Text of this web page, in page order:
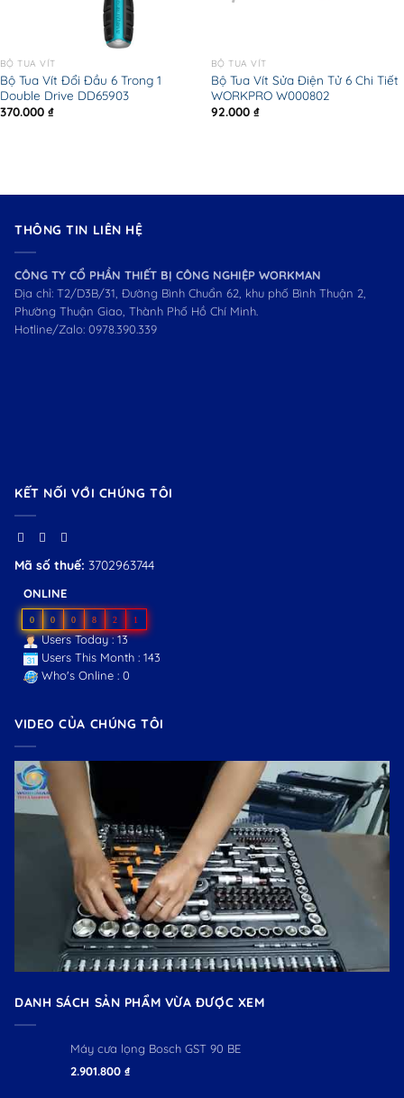
BỘ TUA VÍT
Bộ Tua Vít Đổi Đầu 6 Trong 1
Double Drive DD65903
370.000 ₫
BỘ TUA VÍT
Bộ Tua Vít Sửa Điện Tử 6 Chi Tiết
WORKPRO W000802
92.000 ₫
THÔNG TIN LIÊN HỆ
CÔNG TY CỔ PHẦN THIẾT BỊ CÔNG NGHIỆP WORKMAN
Địa chỉ: T2/D3B/31, Đường Bình Chuẩn 62, khu phố Bình Thuận 2,
Phường Thuận Giao, Thành Phố Hồ Chí Minh.
Hotline/Zalo: 0978.390.339
KẾT NỐI VỚI CHÚNG TÔI
Mã số thuế: 3702963744
ONLINE
0 0 0 8 2 1
Users Today : 13
Users This Month : 143
Who's Online : 0
VIDEO CỦA CHÚNG TÔI
DANH SÁCH SẢN PHẨM VỪA ĐƯỢC XEM
Máy cưa lọng Bosch GST 90 BE
2.901.800 ₫